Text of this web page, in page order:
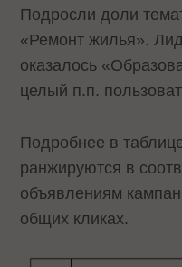
Подросли доли
«Ремонт жилья».
оказалось
целый п.п.
Подробнее в
ранжируются в
объявлениям
общих кликах.